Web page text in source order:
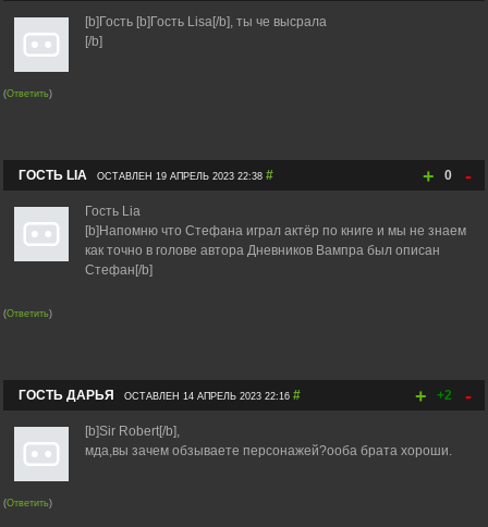
[b]Гость [b]Гость Lisa[/b], ты че высрала
[/b]
(Ответить)
+ 0 -
ГОСТЬ LIA ОСТАВЛЕН 19 АПРЕЛЬ 2023 22:38 #
Гость Lia
[b]Напомню что Стефана играл актёр по книге и мы не знаем
как точно в голове автора Дневников Вампра был описан
Стефан[/b]
(Ответить)
+ +2 -
ГОСТЬ ДАРЬЯ ОСТАВЛЕН 14 АПРЕЛЬ 2023 22:16 #
[b]Sir Robert[/b],
мда,вы зачем обзываете персонажей?ооба брата хороши.
(Ответить)